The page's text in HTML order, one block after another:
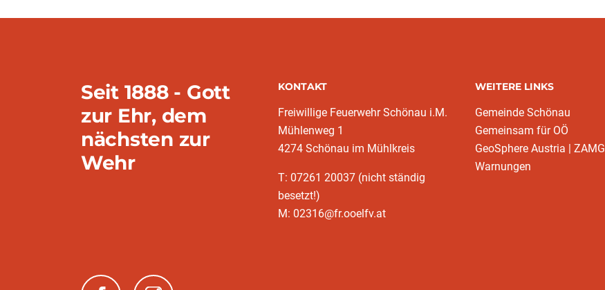
Seit 1888 - Gott
zur Ehr, dem
nächsten zur
Wehr
KONTAKT
Freiwillige Feuerwehr Schönau i.M.
Mühlenweg 1
4274 Schönau im Mühlkreis
T: 07261 20037 (nicht ständig
besetzt!)
M: 02316@fr.ooelfv.at
WEITERE LINKS
Gemeinde Schönau
Gemeinsam für OÖ
GeoSphere Austria | ZAMG
Warnungen